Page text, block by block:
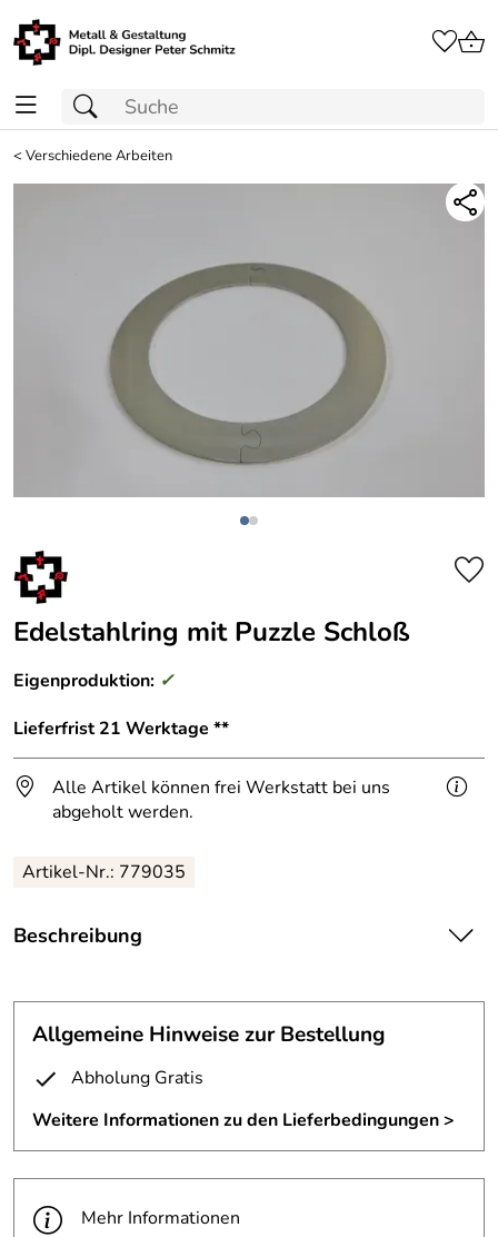
<Verschiedene Arbeiten
Edelstahlring mit Puzzle Schloß
Eigenproduktion: ✓
Lieferfrist 21 Werktage **
Alle Artikel können frei Werkstatt bei uns
abgeholt werden.
Artikel-Nr.: 779035
Beschreibung
Säule.
Dieser Edelstahlring sorgt für einen sauberen Übergang zwischen Säule
und Fußboden.
Ring aus Edelstahl, Materialstärke nach Wunsch
gelasert, zweigeteilt mit Schloss in Puzzle Form,
Wir können jedes gewünschte Maß für sie fertigen.
Allgemeine Hinweise zur Bestellung
Abholung Gratis
Weitere Informationen zu den Lieferbedingungen >
Mehr Informationen